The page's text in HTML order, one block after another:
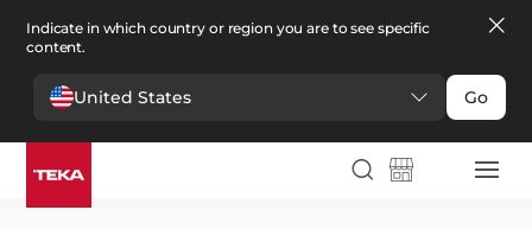
Indicate in which country or region you are to see specific
content.
United States Go